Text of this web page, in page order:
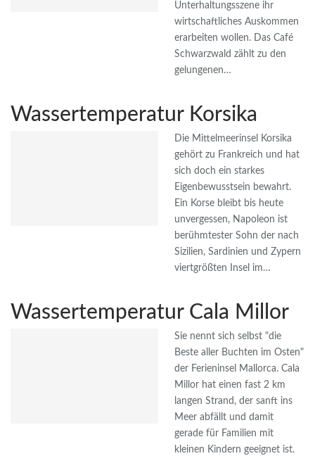
Unterhaltungsszene ihr
wirtschaftliches Auskommen
erarbeiten wollen. Das Café
Schwarzwald zählt zu den
gelungenen…
Wassertemperatur Korsika
Die Mittelmeerinsel Korsika
gehört zu Frankreich und hat
sich doch ein starkes
Eigenbewusstsein bewahrt.
Ein Korse bleibt bis heute
unvergessen, Napoleon ist
berühmtester Sohn der nach
Sizilien, Sardinien und Zypern
viertgrößten Insel im…
Wassertemperatur Cala Millor
Sie nennt sich selbst "die
Beste aller Buchten im Osten"
der Ferieninsel Mallorca. Cala
Millor hat einen fast 2 km
langen Strand, der sanft ins
Meer abfällt und damit
gerade für Familien mit
kleinen Kindern geeignet ist.